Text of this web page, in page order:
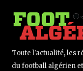
Toute l'actualité, les
du football algérien